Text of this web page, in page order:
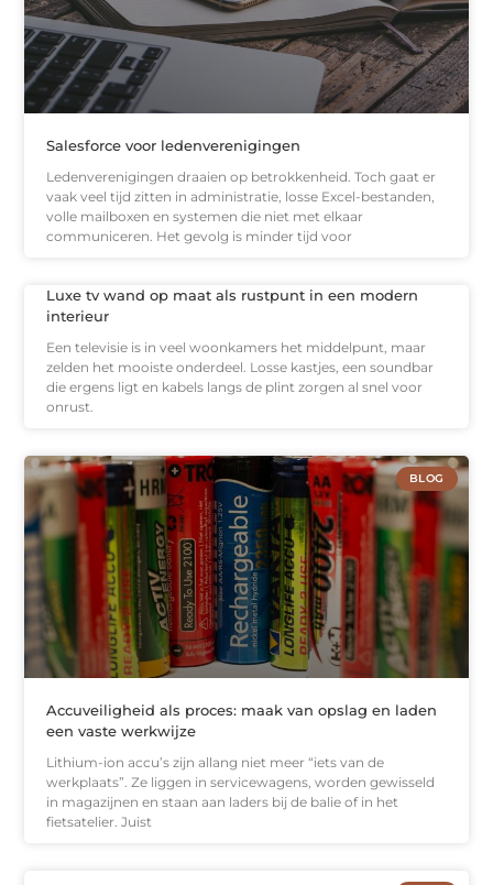
Salesforce voor ledenverenigingen
Ledenverenigingen draaien op betrokkenheid. Toch gaat er
vaak veel tijd zitten in administratie, losse Excel-bestanden,
volle mailboxen en systemen die niet met elkaar
communiceren. Het gevolg is minder tijd voor
Luxe tv wand op maat als rustpunt in een modern
interieur
Een televisie is in veel woonkamers het middelpunt, maar
zelden het mooiste onderdeel. Losse kastjes, een soundbar
die ergens ligt en kabels langs de plint zorgen al snel voor
onrust.
BLOG
Accuveiligheid als proces: maak van opslag en laden
een vaste werkwijze
Lithium-ion accu’s zijn allang niet meer “iets van de
werkplaats”. Ze liggen in servicewagens, worden gewisseld
in magazijnen en staan aan laders bij de balie of in het
fietsatelier. Juist